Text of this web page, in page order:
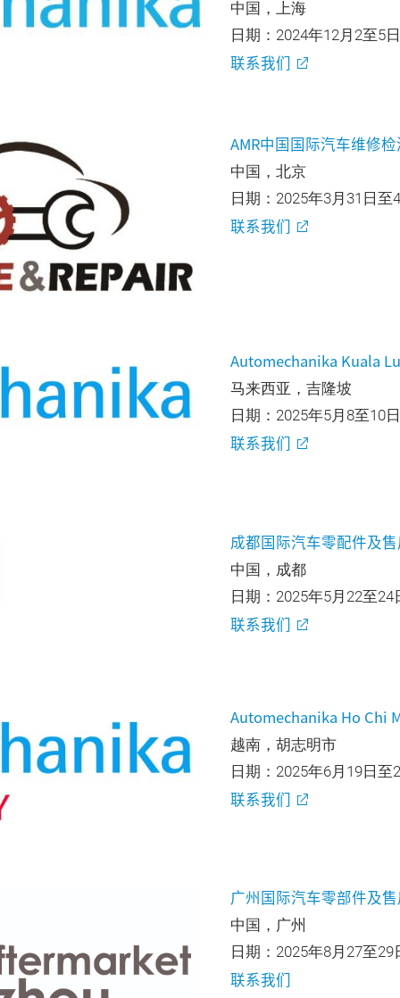
中国，上海
日期：2024年12月2至5日
联系我们
AMR中国国际汽车维修
中国，北京
日期：2025年3月31日至
联系我们
Automechanika Kuala
马来西亚，吉隆坡
日期：2025年5月8至10日
联系我们
成都国际汽车零配件及
中国，成都
日期：2025年5月22至24
联系我们
Automechanika Ho Chi
越南，胡志明市
日期：2025年6月19日至
联系我们
广州国际汽车零部件及
中国，广州
日期：2025年8月27至29
联系我们